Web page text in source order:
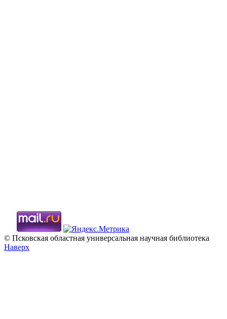
© Псковская областная универсальная научная библиотека
Наверх